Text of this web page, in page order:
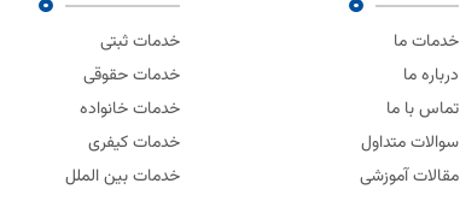
خدمات ما
درباره ما
تماس با ما
سوالات متداول
مقالات آموزشی
خدمات ثبتی
خدمات حقوقی
خدمات خانواده
خدمات کیفری
خدمات بین الملل